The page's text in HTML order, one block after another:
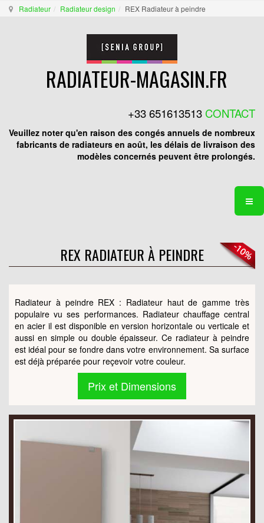
Radiateur Radiateur design REX Radiateur à peindre
RADIATEUR-MAGASIN.FR
+33 651613513 CONTACT
Veuillez noter qu'en raison des congés annuels de nombreux
fabricants de radiateurs en août, les délais de livraison des
modèles concernés peuvent être prolongés.
REX RADIATEUR À PEINDRE
Radiateur à peindre REX : Radiateur haut de gamme très
populaire vu ses performances. Radiateur chauffage central
en acier il est disponible en version horizontale ou verticale et
aussi en simple ou double épaisseur. Ce radiateur à peindre
est idéal pour se fondre dans votre environnement. Sa surface
est déjà préparée pour reçevoir votre couleur.
Prix et Dimensions